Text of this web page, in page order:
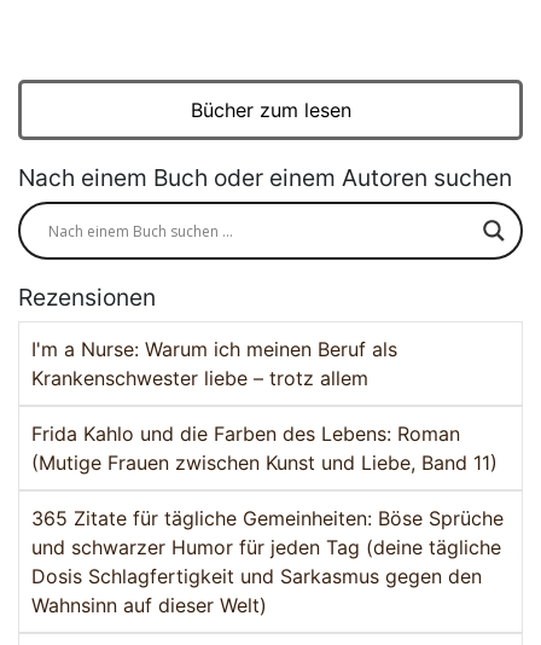
Bücher zum lesen
Nach einem Buch oder einem Autoren suchen
Rezensionen
I'm a Nurse: Warum ich meinen Beruf als
Krankenschwester liebe – trotz allem
Frida Kahlo und die Farben des Lebens: Roman
(Mutige Frauen zwischen Kunst und Liebe, Band 11)
365 Zitate für tägliche Gemeinheiten: Böse Sprüche
und schwarzer Humor für jeden Tag (deine tägliche
Dosis Schlagfertigkeit und Sarkasmus gegen den
Wahnsinn auf dieser Welt)